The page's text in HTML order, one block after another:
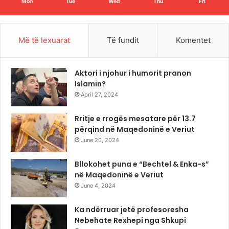
Mon Tue Wed Thu Fri
Më të lexuarat Të fundit Komentet
Aktori i njohur i humorit pranon
Islamin?
April 27, 2024
Rritje e rrogës mesatare për 13.7
përqind në Maqedoninë e Veriut
June 20, 2024
Bllokohet puna e “Bechtel & Enka-s”
në Maqedoninë e Veriut
June 4, 2024
Ka ndërruar jetë profesoresha
Nebehate Rexhepi nga Shkupi